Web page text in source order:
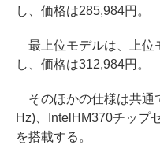
し、価格は285,984円。
最上位モデルは、上位
し、価格は312,984円。
そのほかの仕様は共通
Hz)、IntelHM370チップ
を搭載する。